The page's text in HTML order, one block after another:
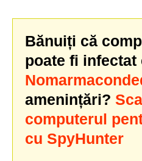
Bănuiți că
poate fi infectat
amenințări?
computerul
cu SpyHunter